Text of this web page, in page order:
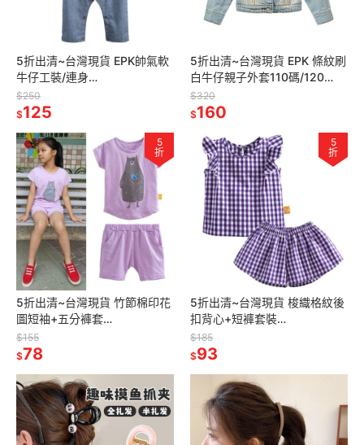
5折出清~台灣現貨 EPK帥氣軟
牛仔工裝/連身
衣-12m/18m/24m
$250
$125
5折出清~台灣現貨 EPK 條紋刷
白牛仔親子外套110碼/120
碼/130碼/140碼/150碼
$320
$160
5
折
5折出清~台灣現貨 竹節棉印花
圖短袖+五分褲套
裝-90/100/110/120/130
$155
$78
5
折
5折出清~台灣現貨 梭織格紋後
扣背心+短褲套裝
組-86/90/100/110/120/130
$185
$93